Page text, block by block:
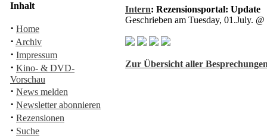
Inhalt
· Home
· Archiv
· Impressum
· Kino- & DVD-
Vorschau
· News melden
· Newsletter abonnieren
· Rezensionen
· Suche
Intern: Rezensionsportal: Update
Geschrieben am Tuesday, 01.July.
Zur Übersicht aller